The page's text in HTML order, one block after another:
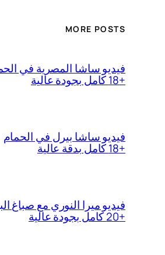
MORE POSTS
فيديو ساشا المصرية في
+18 كامل بجودة عالية
فيديو ساشا بيرل في الحمام
+18 كامل بدقة عالية
فيديو ميرا النوري مع صباغ
+20 كامل بجودة عالية